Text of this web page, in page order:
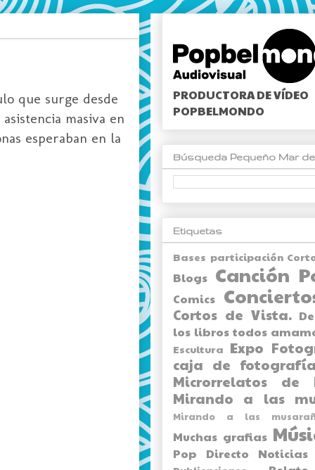
que surge desde
masiva en
esperaban en la
PRODUCTORA DE VÍDEO
POPBELMONDO
Búsqueda Pequeño Mar
Etiquetas
Bases participación
Blogs Canción
Comics
Cortos de Vista.
los libros todos
Escultura Expo
caja de
Microrrelatos de
Mirando a las
Mirando a las
Muchas grafias
Pop Directo Noticias